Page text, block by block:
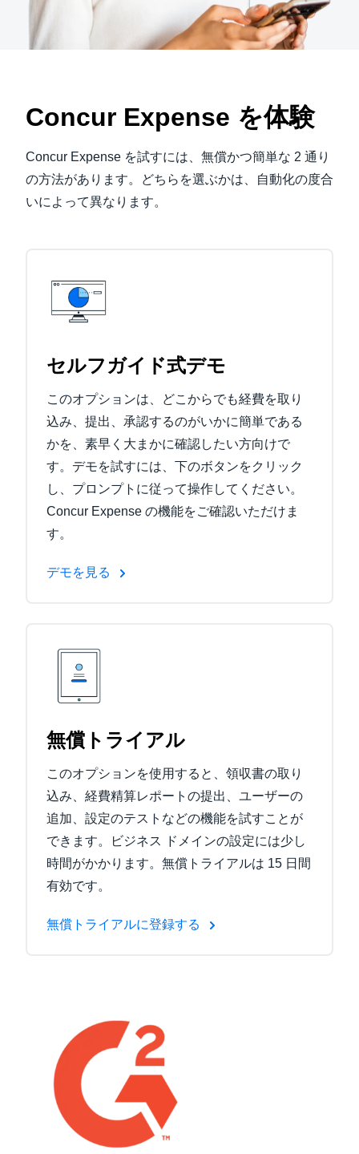
Concur Expense を体験
Concur Expense を試すには、無償かつ簡単な 2 通り
の方法があります。どちらを選ぶかは、自動化の度合
いによって異なります。
セルフガイド式デモ
このオプションは、どこからでも経費を取り
込み、提出、承認するのがいかに簡単である
かを、素早く大まかに確認したい方向けで
す。デモを試すには、下のボタンをクリック
し、プロンプトに従って操作してください。
Concur Expense の機能をご確認いただけま
す。
デモを見る
無償トライアル
このオプションを使用すると、領収書の取り
込み、経費精算レポートの提出、ユーザーの
追加、設定のテストなどの機能を試すことが
できます。ビジネス ドメインの設定には少し
時間がかかります。無償トライアルは 15 日間
有効です。
無償トライアルに登録する